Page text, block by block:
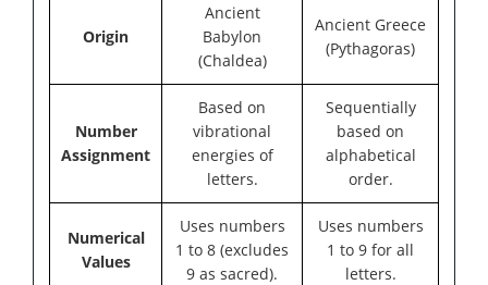
Origin
Ancient
Babylon
(Chaldea)
Ancient Greece
(Pythagoras)
Number
Assignment
Based on
vibrational
energies of
letters.
Sequentially
based on
alphabetical
order.
Numerical
Values
Uses numbers
1 to 8 (excludes
9 as sacred).
Uses numbers
1 to 9 for all
letters.